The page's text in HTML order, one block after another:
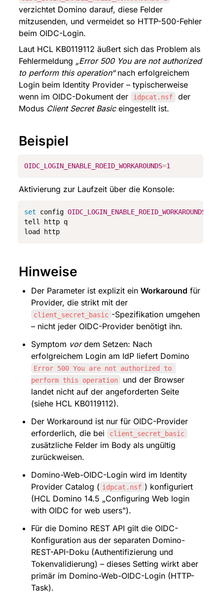
verzichtet Domino darauf, diese Felder
mitzusenden, und vermeidet so HTTP-500-Fehler
beim OIDC-Login.
Laut HCL KB0119112 äußert sich das Problem als
Fehlermeldung „Error 500 You are not authorized
to perform this operation“ nach erfolgreichem
Login beim Identity Provider – typischerweise
wenn im OIDC-Dokument der
idpcat.nsf
der
Modus Client Secret Basic eingestellt ist.
Beispiel
OIDC_LOGIN_ENABLE_ROEID_WORKAROUNDS=1
Aktivierung zur Laufzeit über die Konsole:
set config OIDC_LOGIN_ENABLE_ROEID_WORKAROUNDS
tell http q
load http
Hinweise
Der Parameter ist explizit ein Workaround für
client_secret_basic -Spezifikation umgehen
– nicht jeder OIDC-Provider benötigt ihn.
Symptom vor dem Setzen: Nach
Error 500 You are not authorized to
perform this operation
und der Browser
landet nicht auf der angeforderten Seite
(siehe HCL KB0119112).
Der Workaround ist nur für OIDC-Provider
erforderlich, die bei
client_secret_basic
zusätzliche Felder im Body als ungültig
zurückweisen.
Domino-Web-OIDC-Login wird im Identity
Provider Catalog ( idpcat.nsf ) konfiguriert
(HCL Domino 14.5 „Configuring Web login
with OIDC for web users").
Für die Domino REST API gilt die OIDC-
Konfiguration aus der separaten Domino-
REST-API-Doku (Authentifizierung und
Tokenvalidierung) – dieses Setting wirkt aber
primär im Domino-Web-OIDC-Login (HTTP-
Task).